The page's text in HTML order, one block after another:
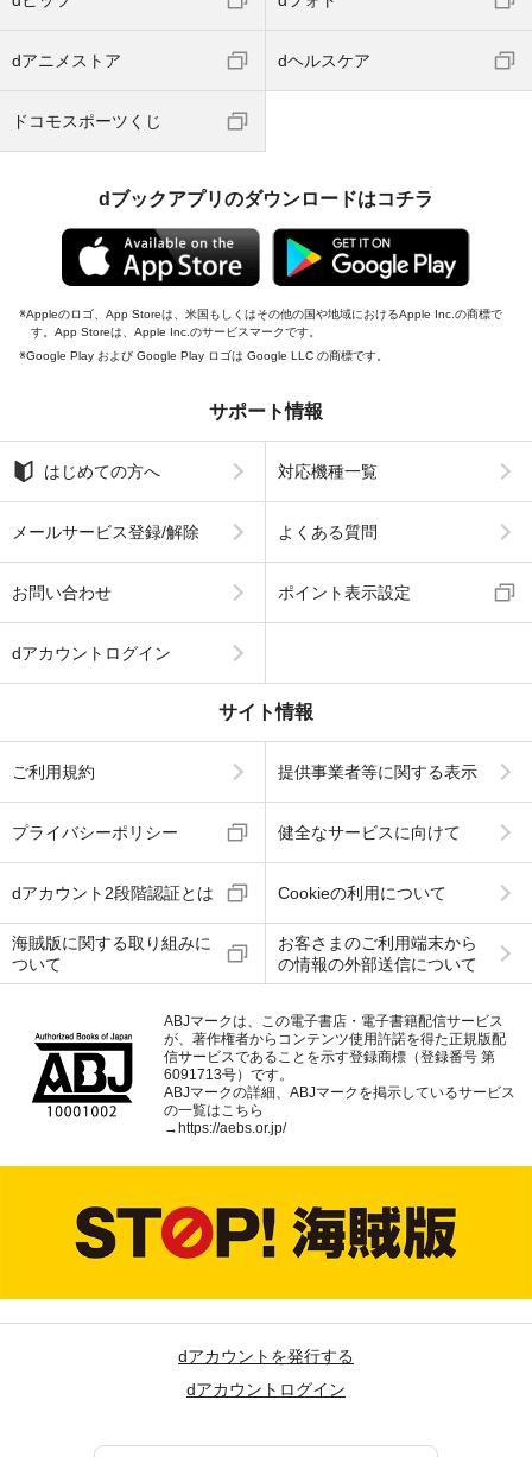
dアニメストア dヘルスケア
ドコモスポーツくじ
dブックアプリのダウンロードはコチラ
Appleのロゴ、App Storeは、米国もしくはその他の国や地域におけるApple Inc.の商標で
す。App Storeは、Apple Inc.のサービスマークです。
Google Play および Google Play ロゴは Google LLC の商標です。
サポート情報
はじめての方へ 対応機種一覧
メールサービス登録/解除 よくある質問
お問い合わせ ポイント表示設定
dアカウントログイン
サイト情報
ご利用規約 提供事業者等に関する表示
プライバシーポリシー 健全なサービスに向けて
dアカウント2段階認証とは Cookieの利用について
海賊版に関する取り組みに
ついて
お客さまのご利用端末から
の情報の外部送信について
ABJマークは、この電子書店・電子書籍配信サービス
が、著作権者からコンテンツ使用許諾を得た正規版配
信サービスであることを示す登録商標（登録番号 第
6091713号）です。
ABJマークの詳細、ABJマークを掲示しているサービス
の一覧はこちら
→https://aebs.or.jp/
dアカウントを発行する
dアカウントログイン